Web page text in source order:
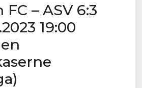
FC – ASV 6:3
19:00